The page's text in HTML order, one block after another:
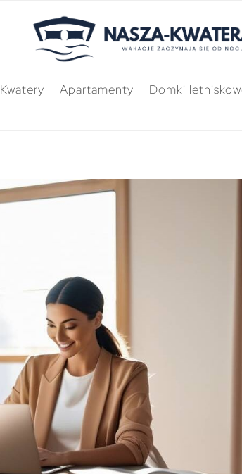
Kwatery Apartamenty Domki